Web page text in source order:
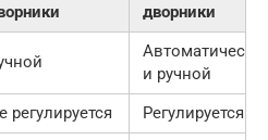
дворники
и ручной
регулируется
Регулируется